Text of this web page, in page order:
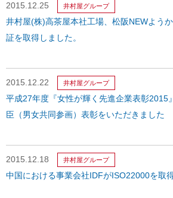
2015.12.25 井村屋グループ
井村屋(株)高茶屋本社工場、松阪NEWよう
証を取得しました。
2015.12.22 井村屋グループ
平成27年度『女性が輝く先進企業表彰2015
臣（男女共同参画）表彰をいただきました
2015.12.18 井村屋グループ
中国における事業会社IDFが ISO22000を取